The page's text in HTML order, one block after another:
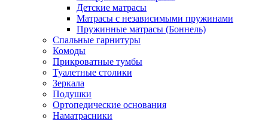
Детские матрасы
Матрасы с независимыми пружинами
Пружинные матрасы (Боннель)
Спальные гарнитуры
Комоды
Прикроватные тумбы
Туалетные столики
Зеркала
Подушки
Ортопедические основания
Наматрасники